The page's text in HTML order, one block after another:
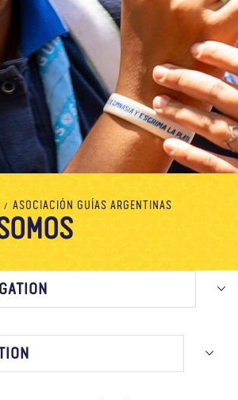
Shop Contact us DONATE
ASOCIACIÓN GUÍAS ARGENTINAS